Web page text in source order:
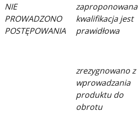
NIE
PROWADZONO
POSTĘPOWANIA
zaproponowana
kwalifikacja jest
prawidłowa
zrezygnowano z
wprowadzania
produktu do
obrotu